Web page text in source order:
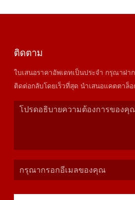
ติดตาม
ใบเสนอราคาอัพเดทเป็นประจำ กรุณาฝา
ติดต่อกลับโดยเร็วที่สุด นำเสนอแค